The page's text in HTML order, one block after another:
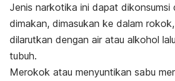
Jenis narkotika ini dapat dikonsumsi
dimakan, dimasukan ke dalam
dilarutkan dengan air atau alkohol
tubuh.
Merokok atau menyuntikan sabu